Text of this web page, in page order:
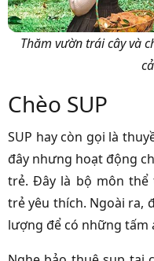
Thăm vườn trái cây và
Chèo SUP
SUP hay còn gọi là
đây nhưng hoạt động
trẻ. Đây là bộ môn thể
trẻ yêu thích. Ngoài ra,
lượng để có những tấm